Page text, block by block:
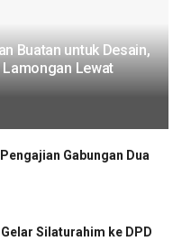
Buatan untuk Desain,
Lamongan Lewat
Gabungan Dua
Silaturahim ke DPD